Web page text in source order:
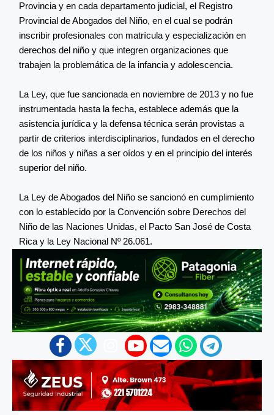
Provincia y en cada departamento judicial, el Registro
Provincial de Abogados del Niño, en el cual se podrán
inscribir profesionales con matrícula y especialización en
derechos del niño y que integren organizaciones que
trabajen la problemática de la infancia y adolescencia.
La Ley, que fue sancionada en noviembre de 2013 y no fue
instrumentada hasta la fecha, establece además que la
asistencia jurídica y la defensa técnica serán provistas a
partir de criterios interdisciplinarios, fundados en el derecho
de los niños y niñas a ser oídos y en el principio del interés
superior del niño.
La Ley de Abogados del Niño se sancionó en cumplimiento
con lo establecido por la Convención sobre Derechos del
Niño de las Naciones Unidas, el Pacto San José de Costa
Rica y la Ley Nacional Nº 26.061.